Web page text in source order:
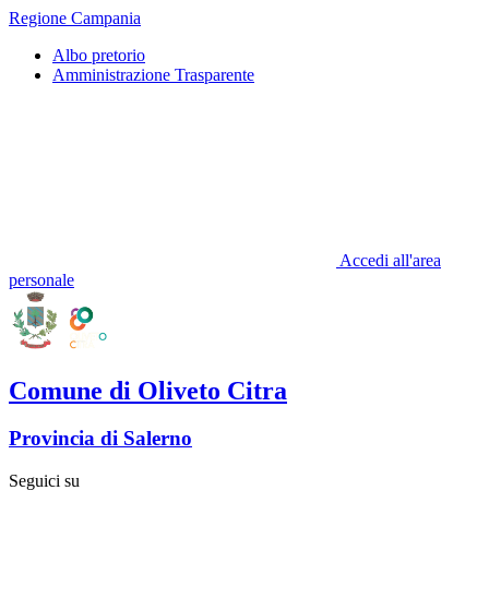
Regione Campania
Albo pretorio
Amministrazione Trasparente
Accedi all'area
personale
Comune di Oliveto Citra
Provincia di Salerno
Seguici su